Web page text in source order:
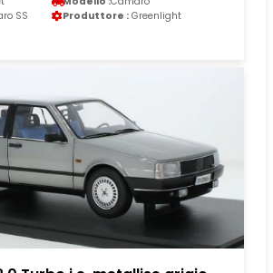
SS Produttore : Greenlight